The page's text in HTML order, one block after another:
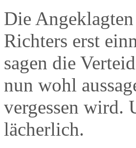
Die
Richters erst
sagen die
nun wohl
vergessen wird.
lächerlich.